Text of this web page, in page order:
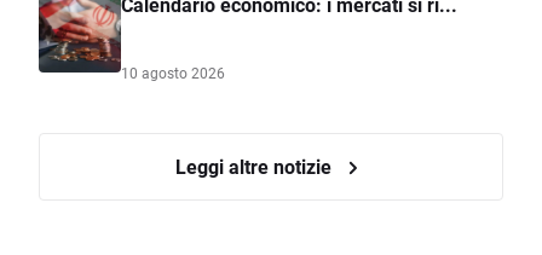
10 agosto 2026
Leggi altre notizie